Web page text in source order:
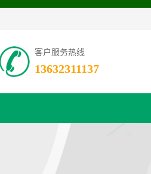
客户服务热线
13632311137